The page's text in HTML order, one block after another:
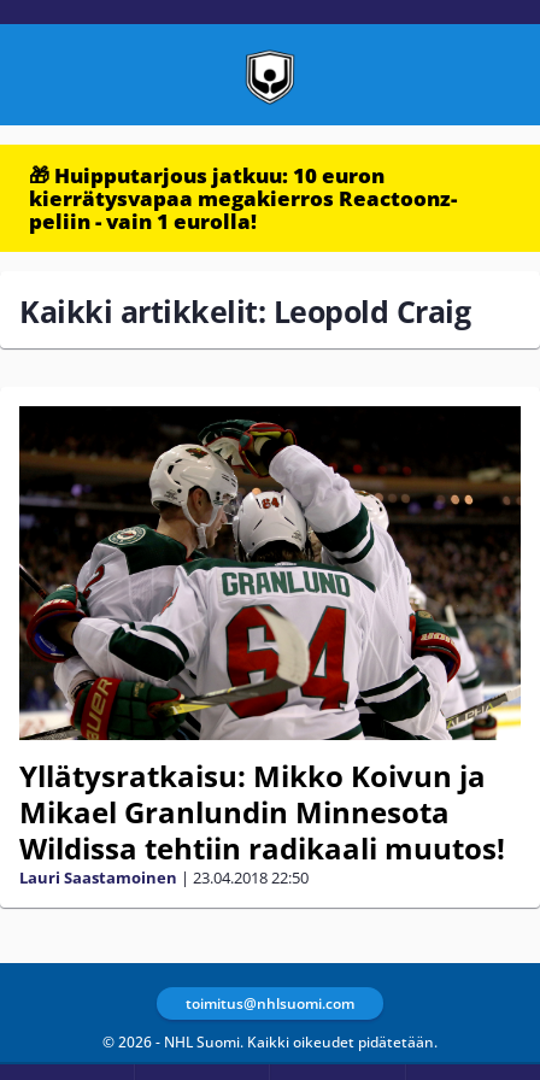
🎁 Huipputarjous jatkuu: 10 euron
kierrätysvapaa megakierros Reactoonz-
peliin - vain 1 eurolla!
Kaikki artikkelit: Leopold Craig
Yllätysratkaisu: Mikko Koivun ja
Mikael Granlundin Minnesota
Wildissa tehtiin radikaali muutos!
Lauri Saastamoinen | 23.04.201822:50
© 2026 - NHL Suomi. Kaikki oikeudet pidätetään.
toimitus@nhlsuomi.com